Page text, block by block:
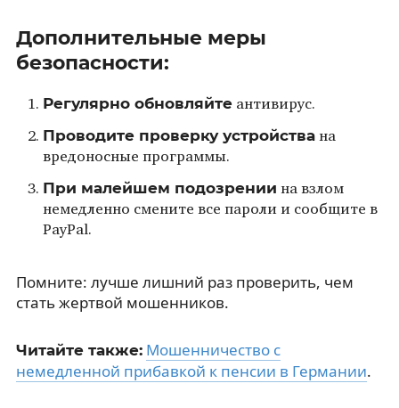
Дополнительные меры
безопасности:
Регулярно обновляйтеантивирус.
Проводите проверку устройствана
вредоносные программы.
При малейшем подозрении на взлом
немедленно смените все пароли и сообщите в
PayPal.
Помните: лучше лишний раз проверить, чем
стать жертвой мошенников.
Читайте также: Мошенничество с
немедленной прибавкой к пенсии в Германии.